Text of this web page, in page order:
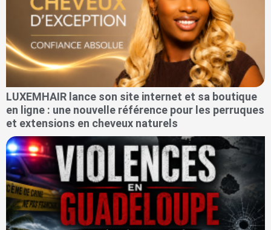
LUXEMHAIR lance son site internet et sa boutique
en ligne : une nouvelle référence pour les perruques
et extensions en cheveux naturels